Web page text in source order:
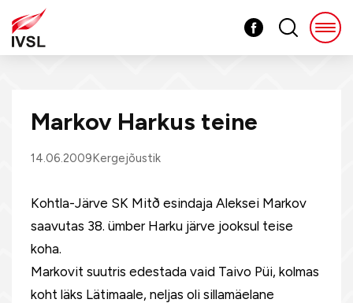
Markov Harkus teine
14.06.2009Kergejõustik
Kohtla-Järve SK Mitð esindaja Aleksei Markov
saavutas 38. ümber Harku järve jooksul teise
koha.
Markovit suutris edestada vaid Taivo Püi, kolmas
koht läks Lätimaale, neljas oli sillamäelane